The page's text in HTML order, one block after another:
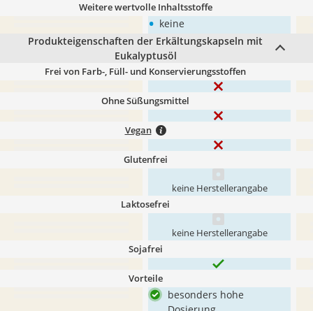
Weitere wertvolle Inhaltsstoffe
• keine
Produkteigenschaften der Erkältungskapseln mit
Eukalyptusöl
Frei von Farb-, Füll- und Konservierungsstoffen
Ohne Süßungsmittel
Vegan
Glutenfrei
keine Herstellerangabe
Laktosefrei
keine Herstellerangabe
Sojafrei
Vorteile
besonders hohe